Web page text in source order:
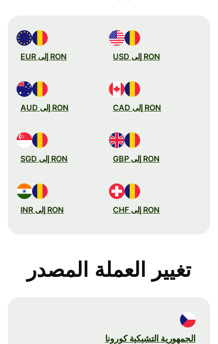
RON إلى USD RON إلى EUR
RON إلى CAD RON إلى AUD
RON إلى GBP RON إلى SGD
RON إلى CHF RON إلى INR
تغيير العملة المصدر
الجمهورية التشيكية كورونا